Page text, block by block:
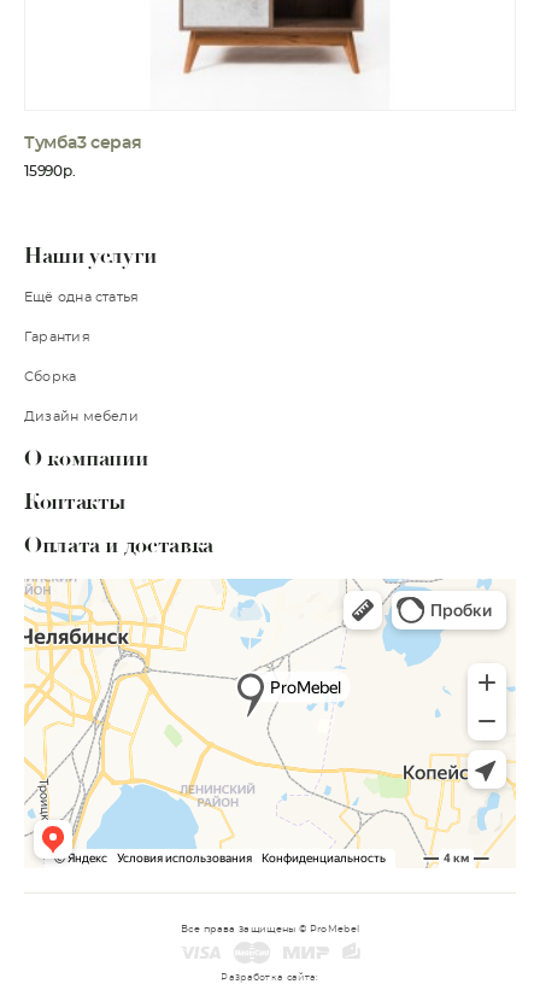
Тумба3 серая
15990р.
Наши услуги
Ещё одна статья
Гарантия
Сборка
Дизайн мебели
О компании
Контакты
Оплата и доставка
Все права защищены © ProMebel
Разработка сайта: